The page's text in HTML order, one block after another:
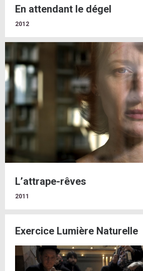
En attendant le dégel
2012
L’attrape-rêves
2011
Exercice Lumière Naturelle